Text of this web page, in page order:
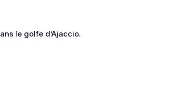
le golfe d’Ajaccio.